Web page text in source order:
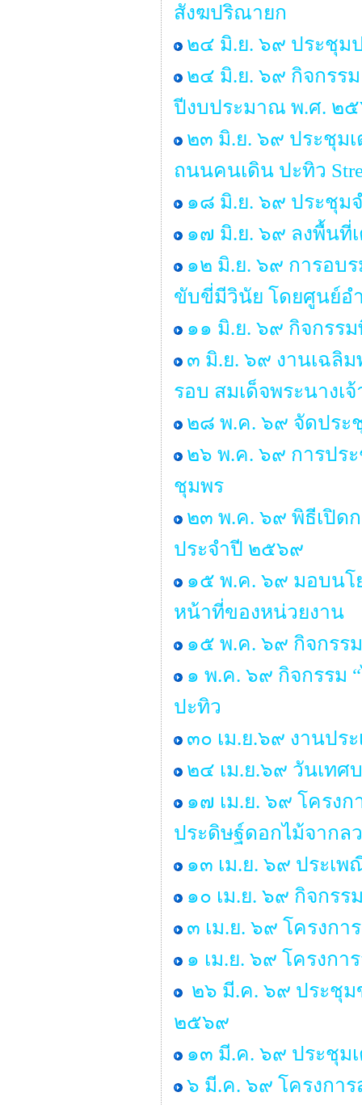
สังฆปริณายก
๒๔ มิ.ย. ๖๙ ประชุม
๒๔ มิ.ย. ๖๙ กิจกรรม
ปีงบประมาณ พ.ศ. ๒
๒๓ มิ.ย. ๖๙ ประชุม
ถนนคนเดิน ปะทิว
๑๘ มิ.ย. ๖๙ ประชุม
๑๗ มิ.ย. ๖๙ ลงพื้นที่
๑๒ มิ.ย. ๖๙ การอบ
ขับขี่มีวินัย โดยศูนย์อ
๑๑ มิ.ย. ๖๙ กิจกรร
๓ มิ.ย. ๖๙ งานเฉลิ
รอบ สมเด็จพระนางเ
๒๘ พ.ค. ๖๙ จัดประ
๒๖ พ.ค. ๖๙ การปร
ชุมพร
๒๓ พ.ค. ๖๙ พิธีเปิด
ประจำปี ๒๕๖๙
๑๕ พ.ค. ๖๙ มอบนโ
หน้าที่ของหน่วยงาน
๑๕ พ.ค. ๖๙ กิจกรร
๑ พ.ค. ๖๙ กิจกรรม
ปะทิว
๓๐ เม.ย.๖๙ งานปร
๒๔ เม.ย.๖๙ วันเท
๑๗ เม.ย. ๖๙ โครง
ประดิษฐ์ดอกไม้จากล
๑๓ เม.ย. ๖๙ ประเ
๑๐ เม.ย. ๖๙ กิจกร
๓ เม.ย. ๖๙ โครงก
๑ เม.ย. ๖๙ โครงก
๒๖ มี.ค. ๖๙ ประชุม
๒๕๖๙
๑๓ มี.ค. ๖๙ ประชุม
๖ มี.ค. ๖๙ โครงกา